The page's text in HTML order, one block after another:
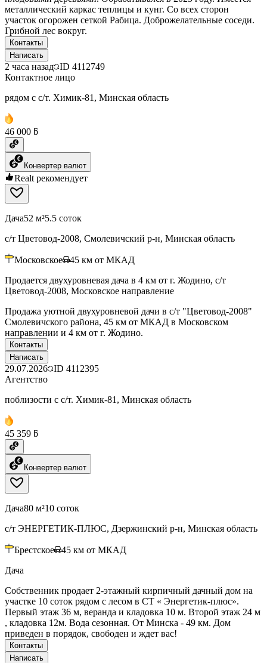
металлический каркас теплицы и кунг. Со всех сторон
участок огорожен сеткой Рабица. Доброжелательные соседи.
Грибной лес вокруг.
Контакты
Написать
2 часа назад ID 4112749
Контактное лицо
рядом с с/т. Химик-81, Минская область
46 000 ƃ
Конвертер валют
Realt рекомендует
Дача52 м²5.5 соток
с/т Цветовод-2008, Смолевичский р-н, Минская область
Московское 45 км от МКАД
Продается двухуровневая дача в 4 км от г. Жодино, с/т
Цветовод-2008, Московское направление
Продажа уютной двухуровневой дачи в с/т "Цветовод-2008"
Смолевичского района, 45 км от МКАД в Московском
направлении и 4 км от г. Жодино.
Контакты
Написать
29.07.2026 ID 4112395
Агентство
поблизости с с/т. Химик-81, Минская область
45 359 ƃ
Конвертер валют
Дача80 м²10 соток
с/т ЭНЕРГЕТИК-ПЛЮС, Дзержинский р-н, Минская область
Брестское 45 км от МКАД
Дача
Собственник продает 2-этажный кирпичный дачный дом на
участке 10 соток рядом с лесом в СТ « Энергетик-плюс».
Первый этаж 36 м, веранда и кладовка 10 м. Второй этаж 24 м
, кладовка 12м. Вода сезонная. От Минска - 49 км. Дом
приведен в порядок, свободен и ждет вас!
Контакты
Написать